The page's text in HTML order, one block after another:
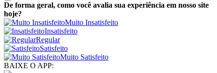
De forma geral, como você avalia sua experiência em nosso site
hoje?
Muito Insatisfeito
Insatisfeito
Regular
Satisfeito
Muito Satisfeito
BAIXE O APP: